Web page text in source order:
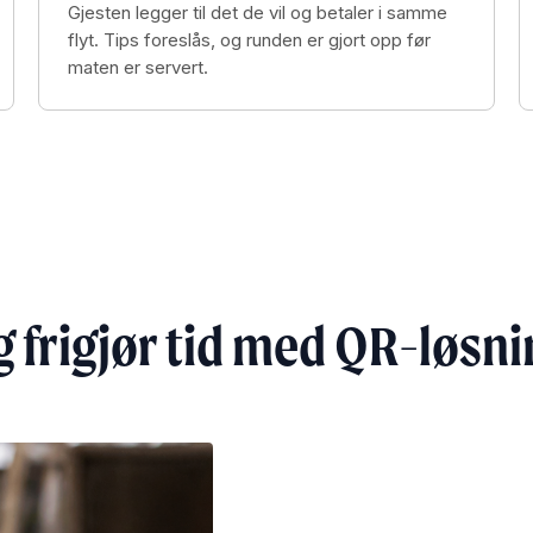
Gjesten legger til det de vil og betaler i samme
flyt. Tips foreslås, og runden er gjort opp før
maten er servert.
frigjør tid med QR-